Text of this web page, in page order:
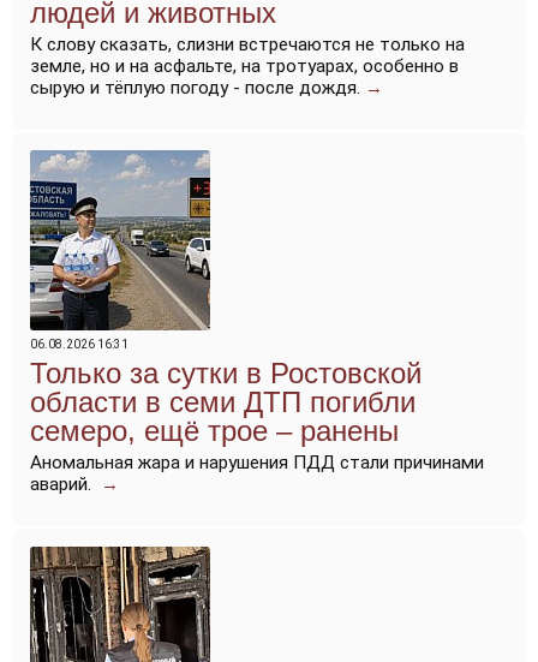
людей и животных
К слову сказать, слизни встречаются не только на
земле, но и на асфальте, на тротуарах, особенно в
сырую и тёплую погоду - после дождя. →
06.08.2026 16:31
Только за сутки в Ростовской
области в семи ДТП погибли
семеро, ещё трое – ранены
Аномальная жара и нарушения ПДД стали причинами
аварий.
→